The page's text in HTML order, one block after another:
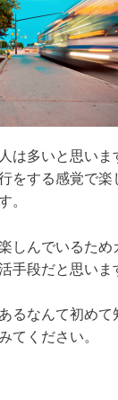
は多いと思いま
をする感覚で楽
。
しんでいるため
手段だと思いま
るなんて初めて
てください。